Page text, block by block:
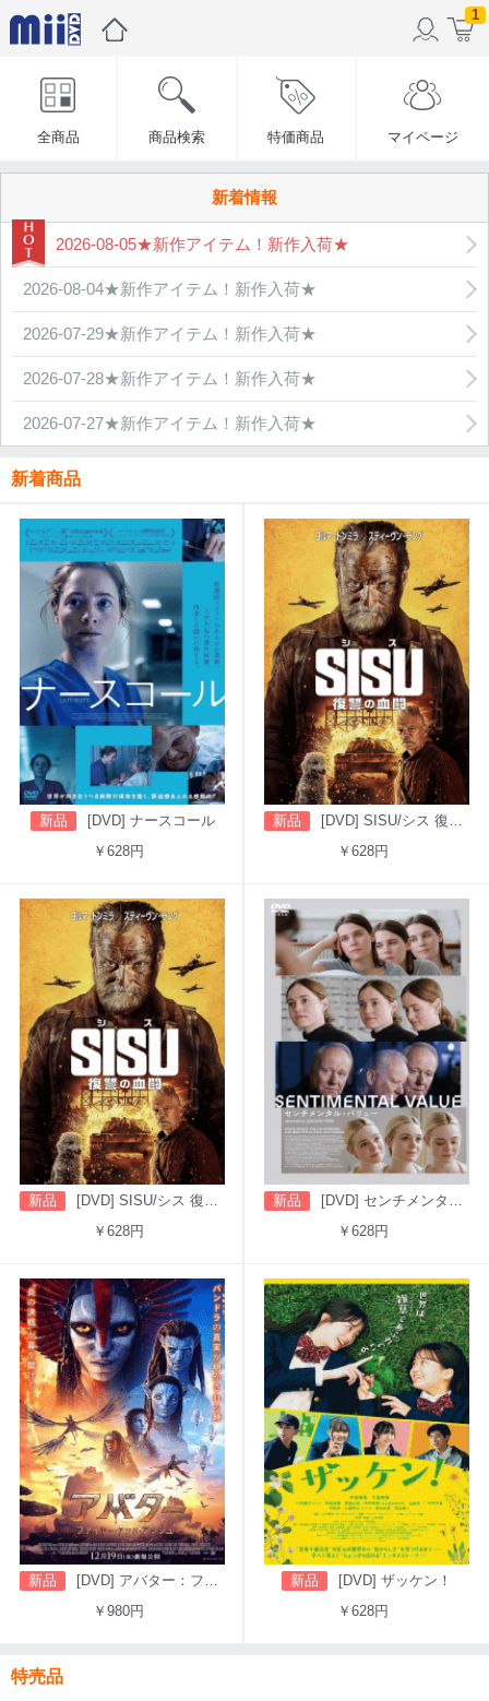
1
全商品 商品検索 特価商品 マイページ
新着情報
2026-08-05★新作アイテム！新作入荷★
2026-08-04★新作アイテム！新作入荷★
2026-07-29★新作アイテム！新作入荷★
2026-07-28★新作アイテム！新作入荷★
2026-07-27★新作アイテム！新作入荷★
新着商品
新品
[DVD] ナースコール
￥628円
新品
[DVD] SISU/シス 復讐の血闘（吹替版）
￥628円
新品
[DVD] SISU/シス 復讐の血闘（字幕版）
￥628円
新品
[DVD] センチメンタル・バリュー
￥628円
新品
[DVD] アバター：ファイヤー・アンド・アッシュ
￥980円
新品
[DVD] ザッケン！
￥628円
特売品